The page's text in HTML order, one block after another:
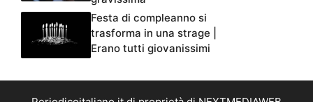
Festa di compleanno si
trasforma in una strage |
Erano tutti giovanissimi
Periodicoitaliano.it di proprietà di NEXTMEDIAWEB